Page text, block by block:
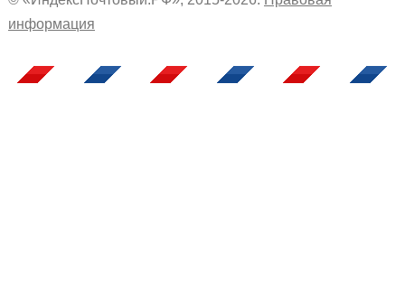
информация